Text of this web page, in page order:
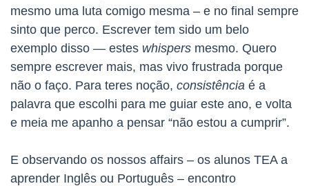
mesmo uma luta comigo mesma – e no final sempre
sinto que perco. Escrever tem sido um belo
exemplo disso — estes whispers mesmo. Quero
sempre escrever mais, mas vivo frustrada porque
não o faço. Para teres noção, consistência é a
palavra que escolhi para me guiar este ano, e volta
e meia me apanho a pensar “não estou a cumprir”.
E observando os nossos affairs – os alunos TEA a
aprender Inglês ou Português – encontro